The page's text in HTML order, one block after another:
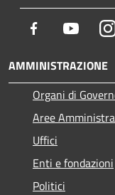
Facebook
AMMINISTRAZIONE
Organi di
Aree
Uffici
Enti e fondazioni
Politici